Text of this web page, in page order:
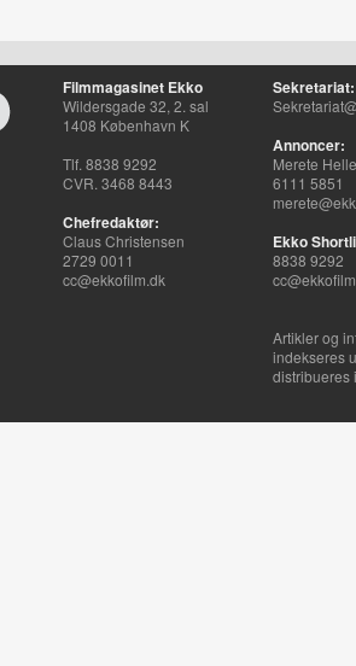
Filmmagasinet Ekko
Wildersgade 32, 2. sal
1408 København K
Tlf. 8838 9292
CVR. 3468 8443
Chefredaktør:
Claus Christensen
2729 0011
cc@ekkofilm.dk
Sekretariat:
Annoncer:
Merete
6111 5851
Ekko
8838 9292
Artikler og
indekseres
distribueres